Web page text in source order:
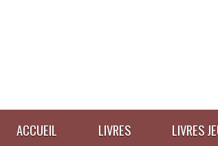
ACCUEIL LIVRES LIVRES